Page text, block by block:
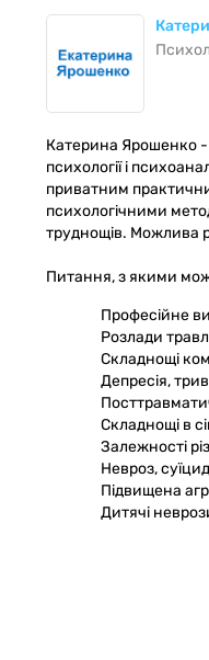
Катерина Ярошенко -
психології і
приватним
психологічними
труднощів. Можлива
Питання, з якими
Професійне
Розлади
Складнощі
Депресія,
Складнощі в
Залежності
Невроз,
Підвищена
Дитячі